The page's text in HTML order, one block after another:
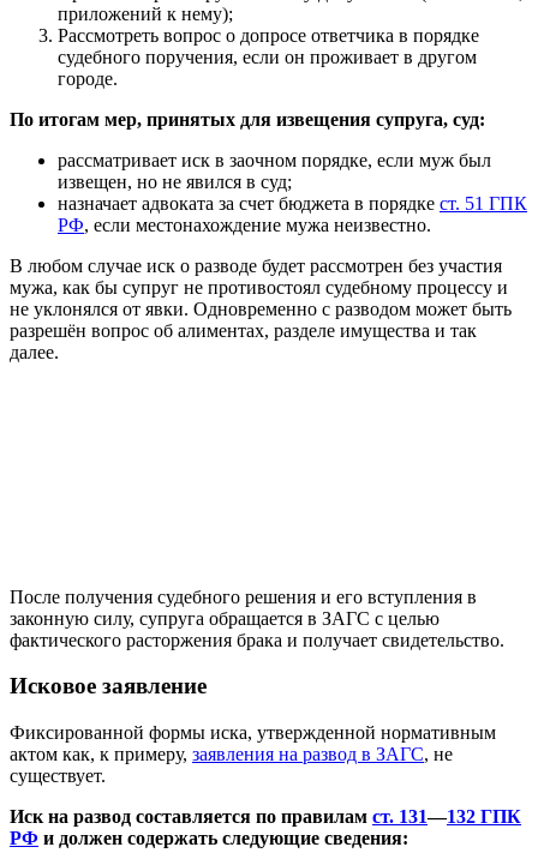
приложений к нему);
Рассмотреть вопрос о допросе ответчика в порядке
судебного поручения, если он проживает в другом
городе.
По итогам мер, принятых для извещения супруга, суд:
рассматривает иск в заочном порядке, если муж был
извещен, но не явился в суд;
назначает адвоката за счет бюджета в порядке ст. 51 ГПК
РФ, если местонахождение мужа неизвестно.
В любом случае иск о разводе будет рассмотрен без участия
мужа, как бы супруг не противостоял судебному процессу и
не уклонялся от явки. Одновременно с разводом может быть
разрешён вопрос об алиментах, разделе имущества и так
далее.
После получения судебного решения и его вступления в
законную силу, супруга обращается в ЗАГС с целью
фактического расторжения брака и получает свидетельство.
Исковое заявление
Фиксированной формы иска, утвержденной нормативным
актом как, к примеру, заявления на развод в ЗАГС, не
существует.
Иск на развод составляется по правилам ст. 131—132 ГПК
РФ и должен содержать следующие сведения: